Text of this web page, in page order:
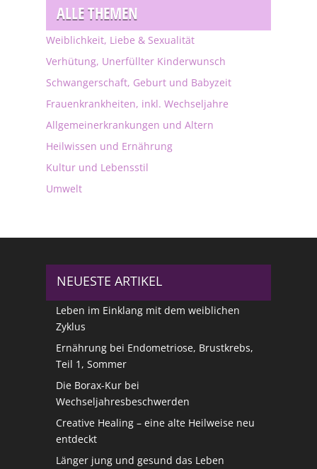
ALLE THEMEN
Weiblichkeit, Liebe & Sexualität
Verhütung, Unerfüllter Kinderwunsch
Schwangerschaft, Geburt und Babyzeit
Frauenkrankheiten, inkl. Wechseljahre
Allgemeinerkrankungen und Altern
Heilwissen und Ernährung
Kultur und Lebensstil
Umwelt
NEUESTE ARTIKEL
Leben im Einklang mit dem weiblichen
Zyklus
Ernährung bei Endometriose, Brustkrebs,
Teil 1, Sommer
Die Borax-Kur bei
Wechseljahresbeschwerden
Creative Healing – eine alte Heilweise neu
entdeckt
Länger jung und gesund das Leben